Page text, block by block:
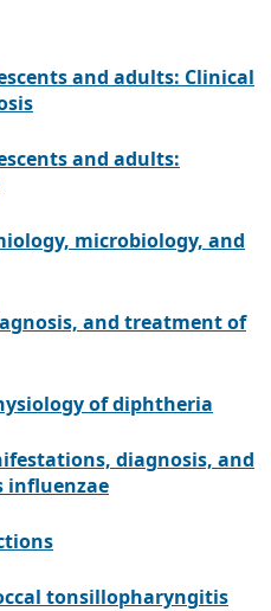
and adults: Clinical
and adults:
microbiology, and
and treatment of
of diphtheria
diagnosis, and
influenzae
tonsillopharyngitis